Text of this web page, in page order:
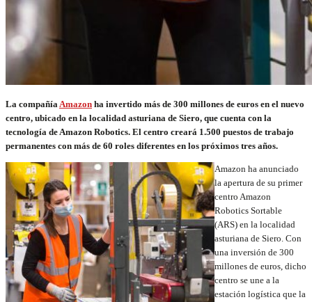
La compañíaAmazon ha invertido más de 300 millones de euros en el nuevo
centro, ubicado en la localidad asturiana de Siero, que cuenta con la
tecnología de Amazon Robotics. El centro creará 1.500 puestos de trabajo
permanentes con más de 60 roles diferentes en los próximos tres años.
Amazon ha anunciado
la apertura de su primer
centro Amazon
Robotics Sortable
(ARS) en la localidad
asturiana de Siero. Con
una inversión de 300
millones de euros, dicho
centro se une a la
estación logística que la